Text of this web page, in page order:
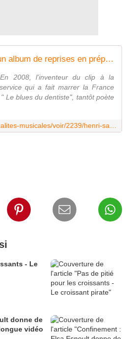
Henri SALVADOR : un album de reprises en préparation
2008, l'inventeur du clip à la
qui a fait marrer la France
Le blues du dentiste", tantôt poète
- Le
donne de
vidéo